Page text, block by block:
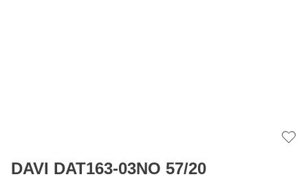
DAVI DAT163-03NO 57/20